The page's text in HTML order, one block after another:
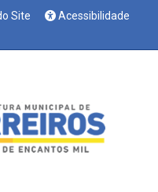
Site
Acessibilidade